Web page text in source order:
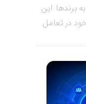
بازاریابی قطره ای Drip Marketing به برندها این
در تعامل